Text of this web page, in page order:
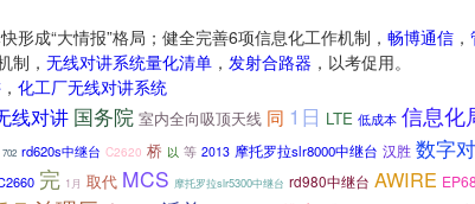
快形成“大情报”格局；健全完善6项信息化工作机制， 畅博通信 ，
制， 无线对讲系统量化清单 ， 发射合路器 ，以考促用。
， 化工厂无线对讲系统
线对讲 国务院 室内全向吸顶天线 同 1日 LTE 低成本 信息化
702 rd620s中继台 C2620 桥 以 等 2013 摩托罗拉slr8000中继台 汉胜 数字
完 1月 取代 MCS 摩托罗拉slr5300中继台 rd980中继台 AWIRE